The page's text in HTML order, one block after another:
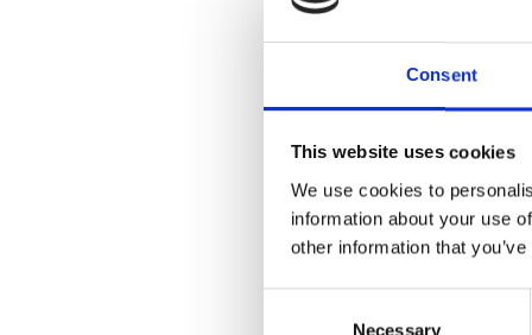
Consent
This website uses cookies
We use cookies to
information about your use
other information that
Necessary